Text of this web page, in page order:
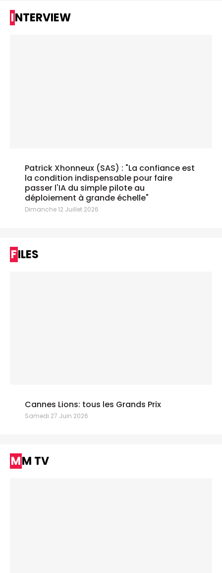
INTERVIEW
Patrick Xhonneux (SAS) : "La confiance est
la condition indispensable pour faire
passer l'IA du simple pilote au
déploiement à grande échelle"
Dimanche 12 Juillet 2026
FILES
Cannes Lions: tous les Grands Prix
Samedi 27 Juin 2026
MM TV